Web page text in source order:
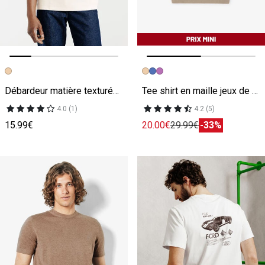
Image précédente
Image suivante
Débardeur matière texturée beige
4.0 (1)
15.99€
Image précédente
Image suivante
Tee shirt en maille jeux de points beige
4.2 (5)
20.00€29.99€-33%